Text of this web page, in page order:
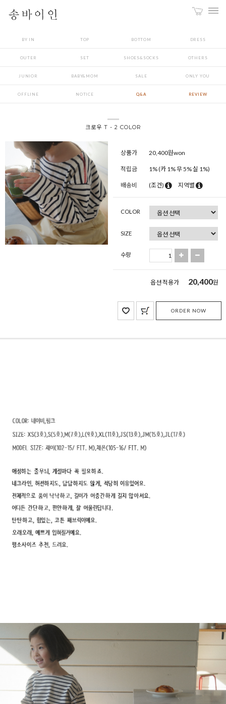
BY IN TOP BOTTOM DRESS
OUTER SET SHOES&SOCKS OTHERS
JUNIOR BABY&MOM SALE ONLY YOU
OFFLINE NOTICE Q&A REVIEW
크로우 T - 2 COLOR
상품가 20,400원won
적립금 1% (카 1% 무 5% 실 1%)
배송비 (조건) 지역별
COLOR
SIZE
수량
옵션 적용가 20,400원
ORDER NOW